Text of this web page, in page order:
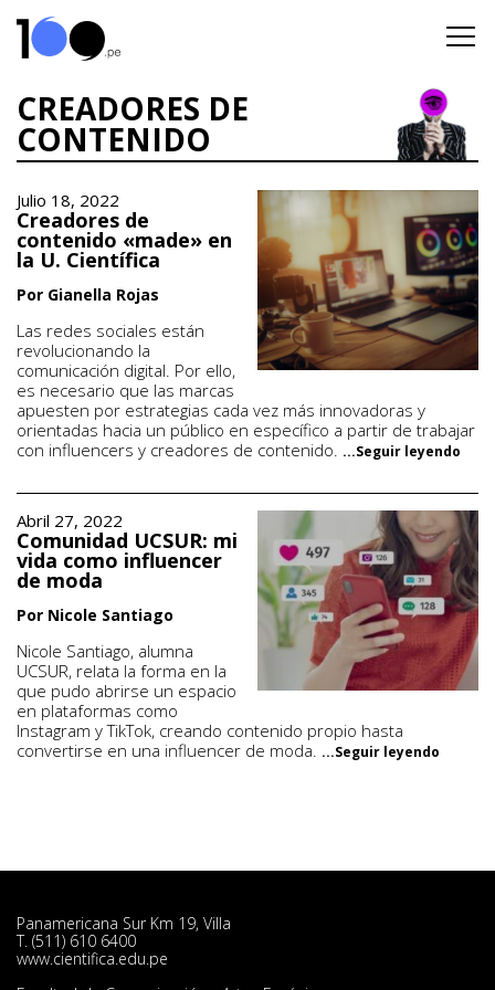
CREADORES DE
CONTENIDO
Julio 18, 2022
Creadores de
contenido «made» en
la U. Científica
Por Gianella Rojas
Las redes sociales están
revolucionando la
comunicación digital. Por ello,
es necesario que las marcas
apuesten por estrategias cada vez más innovadoras y
orientadas hacia un público en específico a partir de trabajar
con influencers y creadores de contenido. ...Seguir leyendo
Abril 27, 2022
Comunidad UCSUR: mi
vida como influencer
de moda
Por Nicole Santiago
Nicole Santiago, alumna
UCSUR, relata la forma en la
que pudo abrirse un espacio
en plataformas como
Instagram y TikTok, creando contenido propio hasta
convertirse en una influencer de moda. ...Seguir leyendo
Panamericana Sur Km 19, Villa
T. (511) 610 6400
www.cientifica.edu.pe